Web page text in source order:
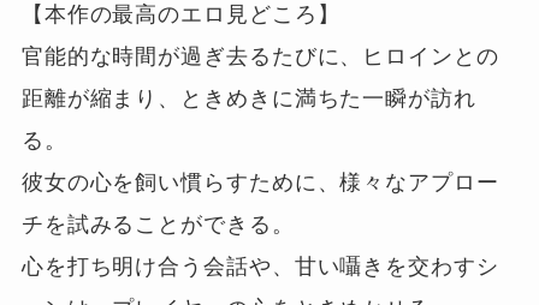
【本作の最高のエロ見どころ】
官能的な時間が過ぎ去るたびに、ヒロインとの
距離が縮まり、ときめきに満ちた一瞬が訪れ
る。
彼女の心を飼い慣らすために、様々なアプロー
チを試みることができる。
心を打ち明け合う会話や、甘い囁きを交わすシ